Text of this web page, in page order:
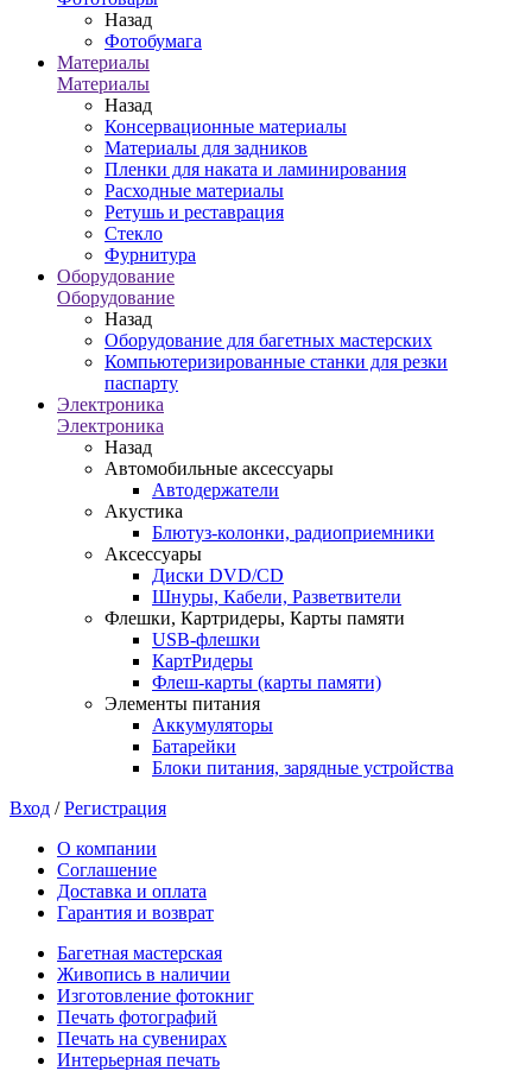
Назад
Фотобумага
Материалы
Материалы
Назад
Консервационные материалы
Материалы для задников
Пленки для наката и ламинирования
Расходные материалы
Ретушь и реставрация
Стекло
Фурнитура
Оборудование
Оборудование
Назад
Оборудование для багетных мастерских
Компьютеризированные станки для резки
паспарту
Электроника
Электроника
Назад
Автомобильные аксессуары
Автодержатели
Акустика
Блютуз-колонки, радиоприемники
Аксессуары
Диски DVD/CD
Шнуры, Кабели, Разветвители
Флешки, Картридеры, Карты памяти
USB-флешки
КартРидеры
Флеш-карты (карты памяти)
Элементы питания
Аккумуляторы
Батарейки
Блоки питания, зарядные устройства
Вход /Регистрация
О компании
Соглашение
Доставка и оплата
Гарантия и возврат
Багетная мастерская
Живопись в наличии
Изготовление фотокниг
Печать фотографий
Печать на сувенирах
Интерьерная печать